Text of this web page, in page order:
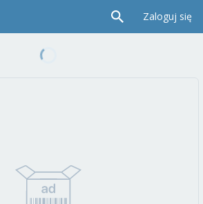
Zaloguj się